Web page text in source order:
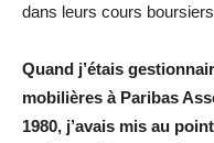
dans leurs cours
Quand j’étais
mobilières à Paribas
1980, j’avais mis au